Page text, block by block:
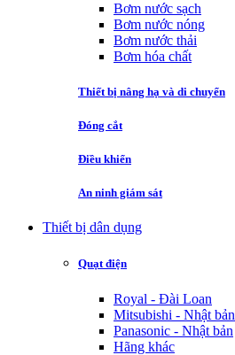
Bơm nước sạch
Bơm nước nóng
Bơm nước thải
Bơm hóa chất
Thiết bị nâng hạ và di chuyển
Đóng cắt
Điều khiển
An ninh giám sát
Thiết bị dân dụng
Quạt điện
Royal - Đài Loan
Mitsubishi - Nhật bản
Panasonic - Nhật bản
Hãng khác